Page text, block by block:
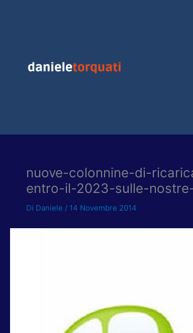
nuove-colonnine-di-
entro-il-2023-sulle-
Di Daniele / 14 Novembre 2014